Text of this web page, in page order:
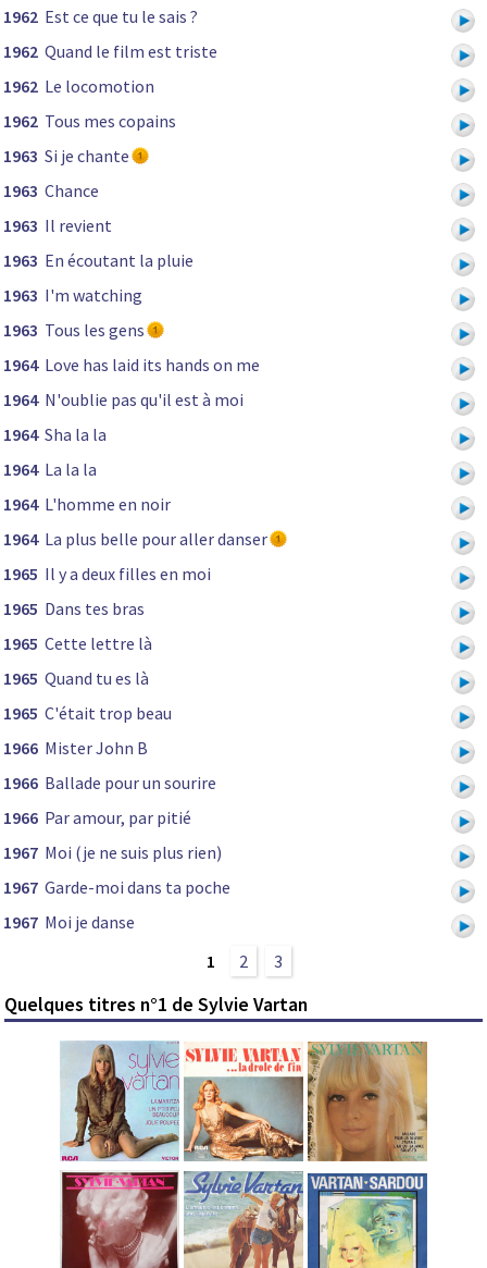
1962 Est ce que tu le sais ?
1962 Quand le film est triste
1962 Le locomotion
1962 Tous mes copains
1963 Si je chante
1963 Chance
1963 Il revient
1963 En écoutant la pluie
1963 I'm watching
1963 Tous les gens
1964 Love has laid its hands on me
1964 N'oublie pas qu'il est à moi
1964 Sha la la
1964 La la la
1964 L'homme en noir
1964 La plus belle pour aller danser
1965 Il y a deux filles en moi
1965 Dans tes bras
1965 Cette lettre là
1965 Quand tu es là
1965 C'était trop beau
1966 Mister John B
1966 Ballade pour un sourire
1966 Par amour, par pitié
1967 Moi (je ne suis plus rien)
1967 Garde-moi dans ta poche
1967 Moi je danse
1
2 3
Quelques titres n°1 de Sylvie Vartan